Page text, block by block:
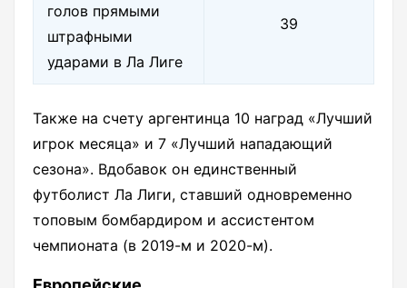
голов прямыми
штрафными
ударами в Ла Лиге
39
Также на счету аргентинца 10 наград «Лучший
игрок месяца» и 7 «Лучший нападающий
сезона». Вдобавок он единственный
футболист Ла Лиги, ставший одновременно
топовым бомбардиром и ассистентом
чемпионата (в 2019-м и 2020-м).